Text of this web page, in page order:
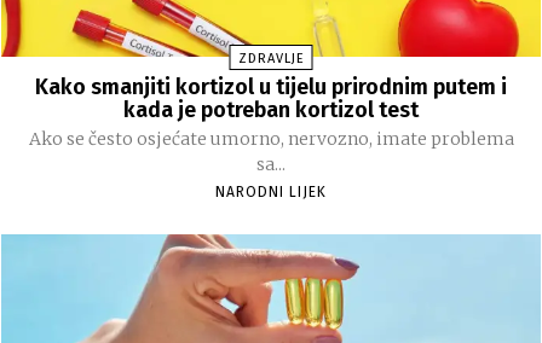
ZDRAVLJE
Kako smanjiti kortizol u tijelu prirodnim putem i
kada je potreban kortizol test
Ako se često osjećate umorno, nervozno, imate problema
sa...
NARODNI LIJEK